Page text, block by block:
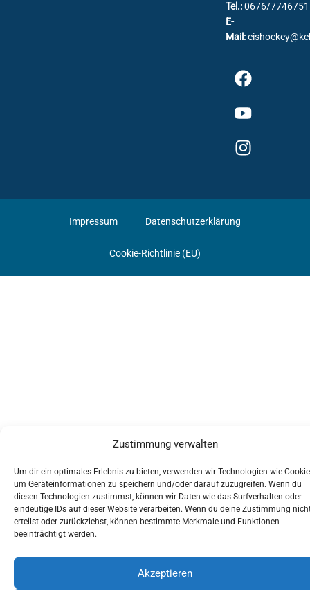
Zustimmung verwalten
Um dir ein optimales Erlebnis zu bieten, verwenden wir Technologien wie
um Geräteinformationen zu speichern und/oder darauf zuzugreifen. Wenn du
diesen Technologien zustimmst, können wir Daten wie das Surfverhalten oder
eindeutige IDs auf dieser Website verarbeiten. Wenn du deine Zustimmung
erteilst oder zurückziehst, können bestimmte Merkmale und Funktionen
beeinträchtigt werden.
Akzeptieren
Tel.:0676/7746751
E-
Mail:
Impressum Datenschutzerklärung
Cookie-Richtlinie (EU)